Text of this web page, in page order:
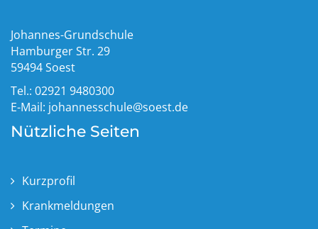
Johannes-Grundschule
Hamburger Str. 29
59494 Soest
Tel.: 02921 9480300
E-Mail: johannesschule@soest.de
Nützliche Seiten
Kurzprofil
Krankmeldungen